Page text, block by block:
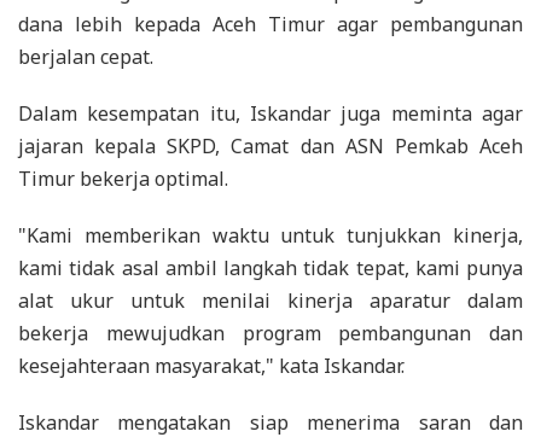
dana lebih kepada Aceh Timur agar pembangunan
berjalan cepat.
Dalam kesempatan itu, Iskandar juga meminta agar
jajaran kepala SKPD, Camat dan ASN Pemkab Aceh
Timur bekerja optimal.
"Kami memberikan waktu untuk tunjukkan kinerja,
kami tidak asal ambil langkah tidak tepat, kami punya
alat ukur untuk menilai kinerja aparatur dalam
bekerja mewujudkan program pembangunan dan
kesejahteraan masyarakat," kata Iskandar.
Iskandar mengatakan siap menerima saran dan